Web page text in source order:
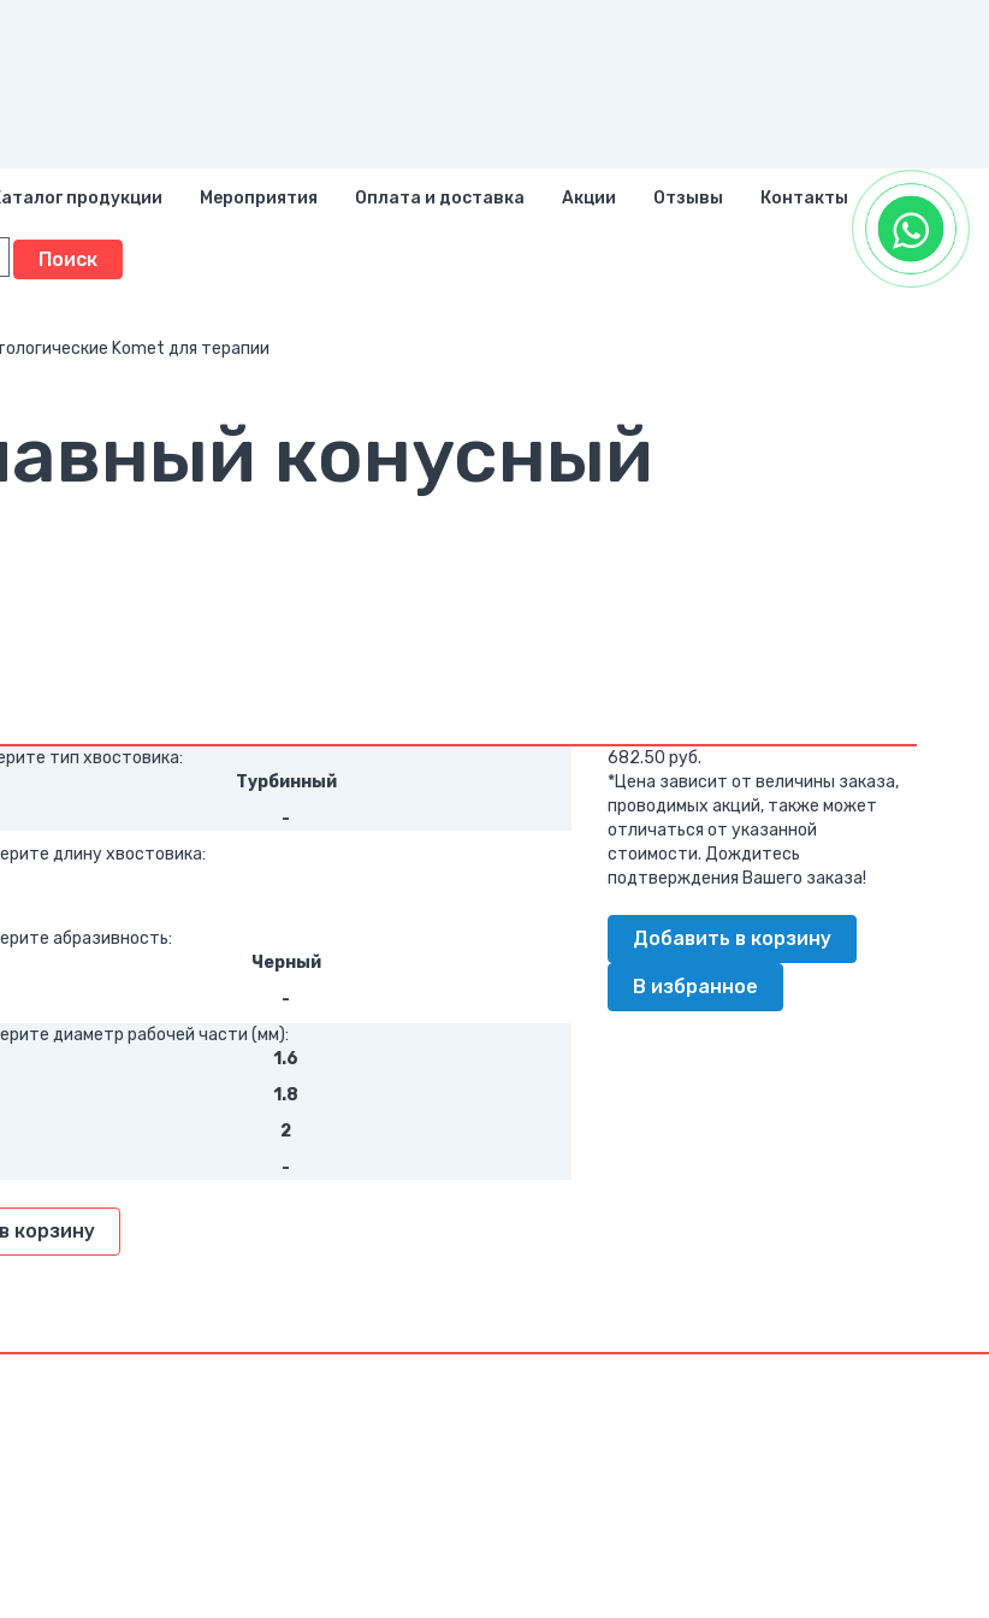
продукции Мероприятия Оплата и доставка Акции Отзывы Контакты
Komet для терапии
конусный
тип хвостовика:
Турбинный
-
длину хвостовика:
абразивность:
Черный
-
диаметр рабочей части (мм):
1.6
1.8
2
-
682.50 руб.
*Цена зависит от величины заказа,
проводимых акций, также может
отличаться от указанной
стоимости. Дождитесь
подтверждения Вашего заказа!
Добавить в корзину
В избранное
корзину